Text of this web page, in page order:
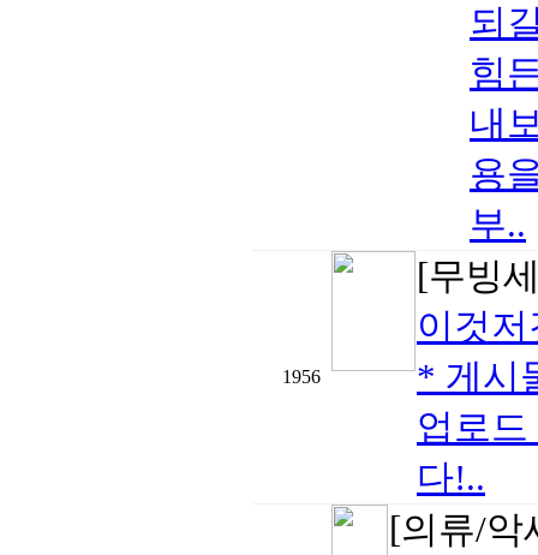
되
힘
내
용
부..
1956
[무빙
이것저
* 게시
업로
다!..
[의류/